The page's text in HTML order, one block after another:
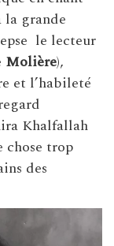
grande
le lecteur
Molière),
et l’habileté
Khalfallah
chose trop
des